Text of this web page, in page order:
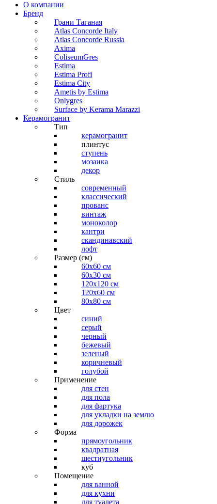
О компании
Бренд
Грани Таганая
Atlas Concorde Italy
Atlas Concorde Russia
Axima
ColiseumGres
Estima
Estima Profi
Estima City
Ametis by Estima
Onlygres
Surface by Kerama Marazzi
Керамогранит
Тип
керамогранит
плинтус
ступень
мозаика
декор
Стиль
современный
классический
прованс
винтаж
моноколор
кантри
скандинавский
лофт
Размер (см)
60х60 см
60x30 см
120x120 см
120x60 см
80x80 см
Цвет
синий
серый
черный
бежевый
зеленый
коричневый
голубой
Применение
для стен
для пола
для фартука
для укладки на землю
для дорожек
Форма
прямоугольник
квадратная
шестиугольник
куб
Помещение
для ванной
для кухни
для туалета